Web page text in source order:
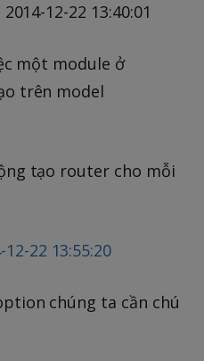
một module ở
trên model
tạo router cho mỗi
chúng ta cần chú